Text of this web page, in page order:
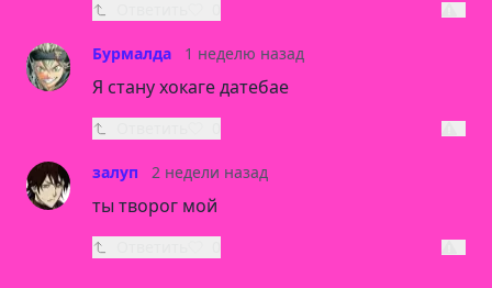
Бурмалда 1 неделю назад
Я стану хокаге датебае
залуп 2 недели назад
ты творог мой